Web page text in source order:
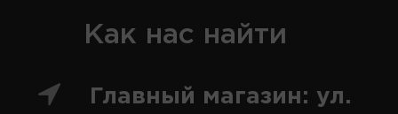
Как нас найти
Главный магазин: ул.